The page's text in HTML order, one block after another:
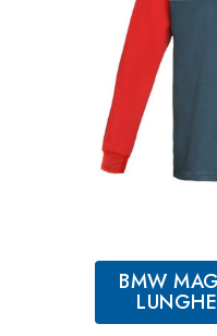
BMW